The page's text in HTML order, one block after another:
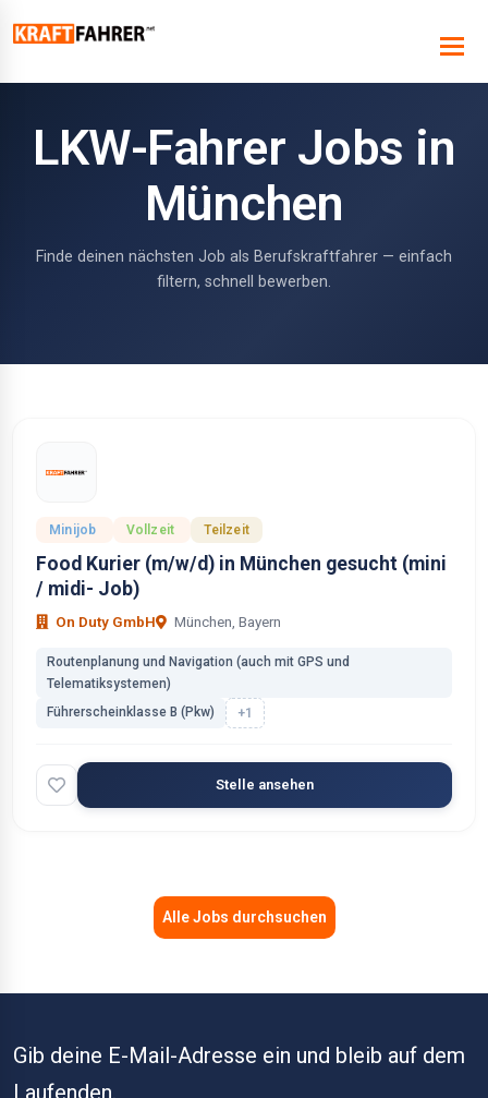
LKW-Fahrer Jobs in
München
Finde deinen nächsten Job als Berufskraftfahrer — einfach
filtern, schnell bewerben.
Minijob Vollzeit Teilzeit
Food Kurier (m/w/d) in München gesucht (mini
/ midi- Job)
On Duty GmbH München, Bayern
Routenplanung und Navigation (auch mit GPS und
Telematiksystemen)
Führerscheinklasse B (Pkw)
+1
Stelle ansehen
Alle Jobs durchsuchen
Gib deine E-Mail-Adresse ein und bleib auf dem
Laufenden.